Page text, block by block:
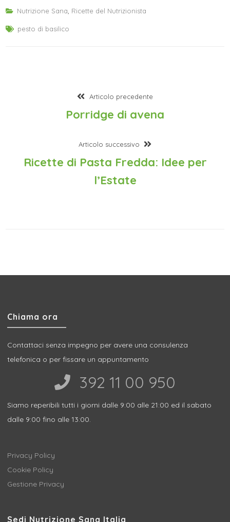
Nutrizione Sana Ricette del Nutrizionista
pesto di basilico
Articolo precedente
Porridge di avena
Articolo successivo
Ricette di Pasta Fredda: Idee per
l’Estate
Chiama ora
Contattaci senza impegno per avere una consulenza
telefonica o per fissare un appuntamento
392 11 00 950‬
Siamo reperibili tutti i giorni dalle 9:00 alle 21:00 ed il sabato
dalle 9:00 fino alle 13:00.
Privacy Policy
Cookie Policy
Gestione Privacy
Sedi Nutrizione Sana Italia